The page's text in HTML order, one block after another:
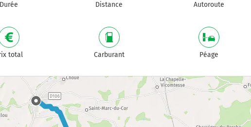
Durée Distance Autoroute
total Carburant Péage